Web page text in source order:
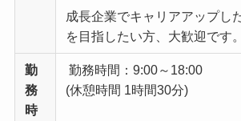
成長企業でキャリアアップし
を目指したい方、大歓迎です。
勤
務
時
勤務時間：9:00～18:00
(休憩時間 1時間30分)